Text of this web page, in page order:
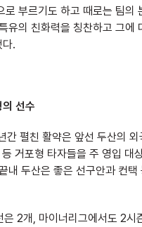
부르기도 하고 때로는 팀
유의 친화력을 칭찬하고 그
.
선수
펼친 활약은 앞선 두산의
거포형 타자들을 주 영입 대
내 두산은 좋은 선구안과 컨
2개, 마이너리그에서도 2